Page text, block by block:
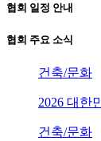
협회 일정 안내
협회 주요 소식
건축/문화
2026 대한
건축/문화